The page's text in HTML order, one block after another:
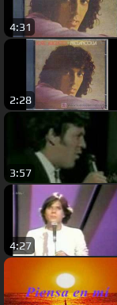
4:31
2:28
3:57
4:27